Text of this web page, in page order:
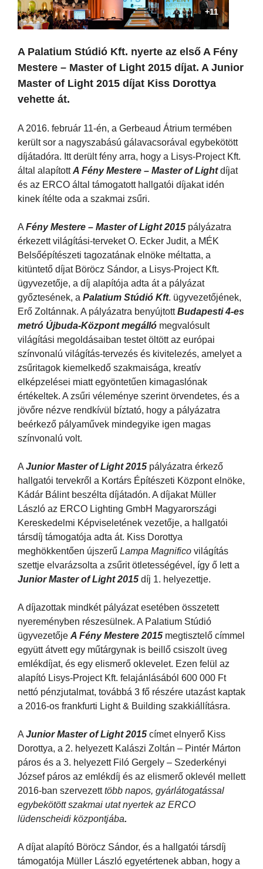
+11
A Palatium Stúdió Kft. nyerte az első A Fény
Mestere – Master of Light 2015 díjat. A Junior
Master of Light 2015 díjat Kiss Dorottya
vehette át.
A 2016. február 11-én, a Gerbeaud Átrium termében
került sor a nagyszabású gálavacsorával egybekötött
díjátadóra. Itt derült fény arra, hogy a Lisys-Project Kft.
által alapítottA Fény Mestere – Master of Lightdíjat
és az ERCO által támogatott hallgatói díjakat idén
kinek ítélte oda a szakmai zsűri.
A Fény Mestere – Master of Light 2015 pályázatra
érkezett világítási-terveket O. Ecker Judit, a MÉK
Belsőépítészeti tagozatának elnöke méltatta, a
kitüntető díjat Böröcz Sándor, a Lisys-Project Kft.
ügyvezetője, a díj alapítója adta át a pályázat
győztesének, a Palatium Stúdió Kft. ügyvezetőjének,
Erő Zoltánnak. A pályázatra benyújtottBudapesti 4-es
metró Újbuda-Központ megálló megvalósult
világítási megoldásaiban testet öltött az európai
színvonalú világítás-tervezés és kivitelezés, amelyet a
zsűritagok kiemelkedő szakmaisága, kreatív
elképzelései miatt egyöntetűen kimagaslónak
értékeltek. A zsűri véleménye szerint örvendetes, és a
jövőre nézve rendkívül bíztató, hogy a pályázatra
beérkező pályaművek mindegyike igen magas
színvonalú volt.
A Junior Master of Light 2015 pályázatra érkező
hallgatói tervekről a Kortárs Építészeti Központ elnöke,
Kádár Bálint beszélta díjátadón. A díjakat Müller
László az ERCO Lighting GmbH Magyarországi
Kereskedelmi Képviseletének vezetője, a hallgatói
társdíj támogatója adta át. Kiss Dorottya
meghökkentően újszerű Lampa Magnifico világítás
szettje elvarázsolta a zsűrit ötletességével, így ő lett a
Junior Master of Light 2015 díj 1. helyezettje.
A díjazottak mindkét pályázat esetében összetett
nyereményben részesülnek. A Palatium Stúdió
ügyvezetője A Fény Mestere 2015 megtisztelő címmel
együtt átvett egy műtárgynak is beillő csiszolt üveg
emlékdíjat, és egy elismerő oklevelet. Ezen felül az
alapító Lisys-Project Kft. felajánlásából 600 000 Ft
nettó pénzjutalmat, továbbá 3 fő részére utazást kaptak
a 2016-os frankfurti Light & Building szakkiállításra.
A Junior Master of Light 2015 címet elnyerő Kiss
Dorottya, a 2. helyezett Kalászi Zoltán – Pintér Márton
páros és a 3. helyezett Filó Gergely – Szederkényi
József páros az emlékdíj és az elismerő oklevél mellett
2016-ban szervezetttöbb napos, gyárlátogatással
egybekötött szakmai utat nyertek az ERCO
lüdenscheidi központjába.
A díjat alapító Böröcz Sándor, és a hallgatói társdíj
támogatója Müller László egyetértenek abban, hogy a